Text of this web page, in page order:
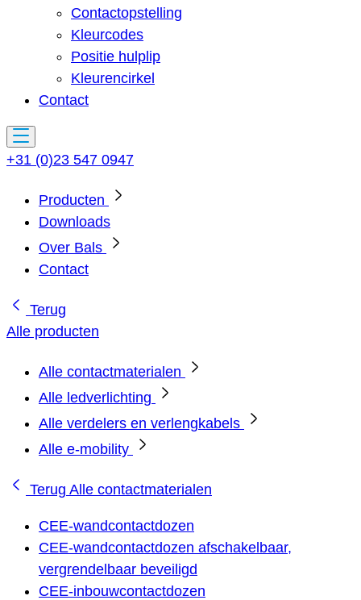
Contactopstelling
Kleurcodes
Positie hulplip
Kleurencirkel
Contact
+31 (0)23 547 0947
Producten
Downloads
Over Bals
Contact
Terug
Alle producten
Alle contactmaterialen
Alle ledverlichting
Alle verdelers en verlengkabels
Alle e-mobility
Terug Alle contactmaterialen
CEE-wandcontactdozen
CEE-wandcontactdozen afschakelbaar,
vergrendelbaar beveiligd
CEE-inbouwcontactdozen